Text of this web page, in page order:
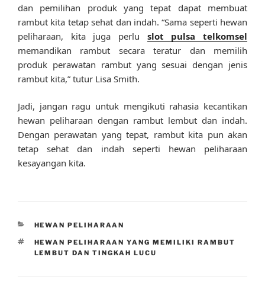
dan pemilihan produk yang tepat dapat membuat
rambut kita tetap sehat dan indah. “Sama seperti hewan
peliharaan, kita juga perlu slot pulsa telkomsel
memandikan rambut secara teratur dan memilih
produk perawatan rambut yang sesuai dengan jenis
rambut kita,” tutur Lisa Smith.
Jadi, jangan ragu untuk mengikuti rahasia kecantikan
hewan peliharaan dengan rambut lembut dan indah.
Dengan perawatan yang tepat, rambut kita pun akan
tetap sehat dan indah seperti hewan peliharaan
kesayangan kita.
CATEGORIES
HEWAN PELIHARAAN
TAGS
HEWAN PELIHARAAN YANG MEMILIKI RAMBUT
LEMBUT DAN TINGKAH LUCU